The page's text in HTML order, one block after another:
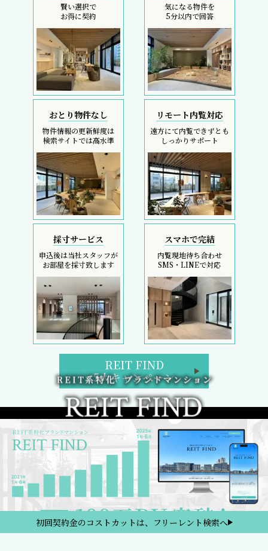
賢い選択で
お得に契約
気になる物件を
5分以内で回答
おとり物件なし
物件情報の更新鮮度は
検索サイトでは高水準
リモート内覧対応
遠方にて内覧できずとも
しっかりサポート
採寸サービス
申込後は当社スタッフが
お部屋を採寸致します
スマホで完結
内覧現地待ち合わせ
SMS・LINEで対応
REIT FIND
5大キャンペーン
初回契約金のコストカットは、フリーレント検索へ